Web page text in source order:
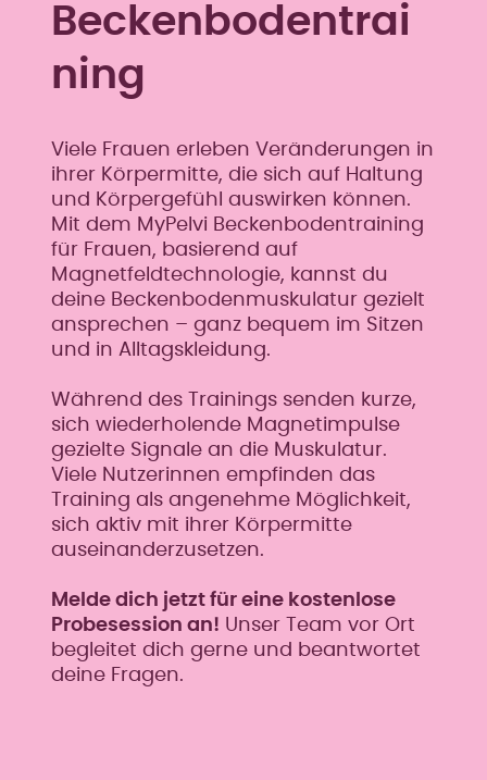
Beckenbodentrai
ning
Viele Frauen erleben Veränderungen in
ihrer Körpermitte, die sich auf Haltung
und Körpergefühl auswirken können.
Mit dem MyPelvi Beckenbodentraining
für Frauen, basierend auf
Magnetfeldtechnologie, kannst du
deine Beckenbodenmuskulatur gezielt
ansprechen – ganz bequem im Sitzen
und in Alltagskleidung.
Während des Trainings senden kurze,
sich wiederholende Magnetimpulse
gezielte Signale an die Muskulatur.
Viele Nutzerinnen empfinden das
Training als angenehme Möglichkeit,
sich aktiv mit ihrer Körpermitte
auseinanderzusetzen.
Melde dich jetzt für eine kostenlose
Probesession an! Unser Team vor Ort
begleitet dich gerne und beantwortet
deine Fragen.